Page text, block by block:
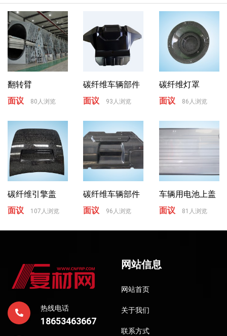
翻转臂
面议
80人浏览
碳纤维车辆部件
面议
93人浏览
碳纤维灯罩
面议
86人浏览
碳纤维引擎盖
面议
107人浏览
碳纤维车辆部件
面议
96人浏览
车辆用电池上盖
面议
81人浏览
热线电话
18653463667
网站信息
网站首页
关于我们
联系方式